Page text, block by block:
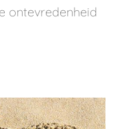
ontevredenheid